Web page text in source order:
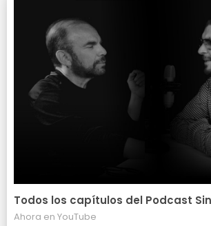
Todos los capítulos del Podcast
Ahora en YouTube